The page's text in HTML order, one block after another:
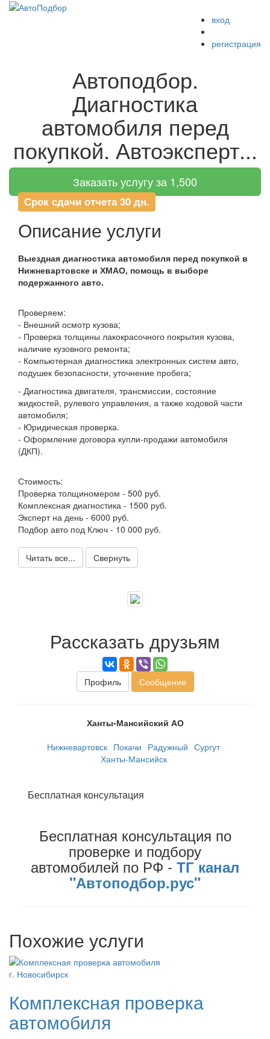
вход
регистрация
Автоподбор.
Диагностика
автомобиля перед
покупкой. Автоэксперт...
Заказать услугу за 1,500
Срок сдачи отчета 30 дн.
Описание услуги
Выездная диагностика автомобиля перед покупкой в
Нижневартовске и ХМАО, помощь в выборе
подержанного авто.
Проверяем:
- Внешний осмотр кузова;
- Проверка толщины лакокрасочного покрытия кузова,
наличие кузовного ремонта;
- Компьютерная диагностика электронных систем авто,
подушек безопасности, уточнение пробега;
- Диагностика двигателя, трансмиссии, состояние
жидкостей, рулевого управления, а также ходовой части
автомобиля;
- Юридическая проверка.
- Оформление договора купли-продажи автомобиля
(ДКП).
Стоимость:
Проверка толщиномером - 500 руб.
Комплексная диагностика - 1500 руб.
Эксперт на день - 6000 руб.
Подбор авто под Ключ - 10 000 руб.
Читать все... Свернуть
Рассказать друзьям
Профиль Сообщение
Ханты-Мансийский АО
Нижневартовск Покачи Радужный Сургут
Ханты-Мансийск
Бесплатная консультация
Бесплатная консультация по
проверке и подбору
автомобилей по РФ - ТГ канал
"Автоподбор.рус"
Похожие услуги
г. Новосибирск
Комплексная проверка
автомобиля